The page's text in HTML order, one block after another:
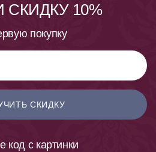
СКИДКУ 10%
покупку
СКИДКУ
код с картинки